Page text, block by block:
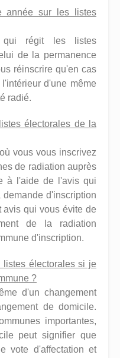
année sur les listes
qui régit les listes
de la permanence
réinscrire qu'en cas
d'une même
radié.
électorales de la
vous vous inscrivez
de radiation auprès
à l'aide de l'avis qui
d'inscription
avis qui vous évite de
de la radiation
d'inscription.
électorales si je
?
d'un changement
de domicile.
importantes,
peut signifier que
vote d'affectation et